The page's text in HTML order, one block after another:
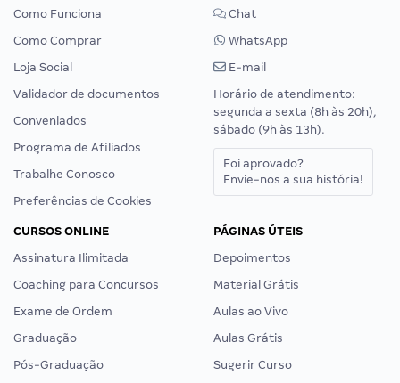
Como Funciona
Como Comprar
Loja Social
Validador de documentos
Conveniados
Programa de Afiliados
Trabalhe Conosco
Preferências de Cookies
Chat
WhatsApp
E-mail
Horário de atendimento:
segunda a sexta (8h às 20h),
sábado (9h às 13h).
Foi aprovado?
Envie-nos a sua história!
CURSOS ONLINE
Assinatura Ilimitada
Coaching para Concursos
Exame de Ordem
Graduação
Pós-Graduação
PÁGINAS ÚTEIS
Depoimentos
Material Grátis
Aulas ao Vivo
Aulas Grátis
Sugerir Curso